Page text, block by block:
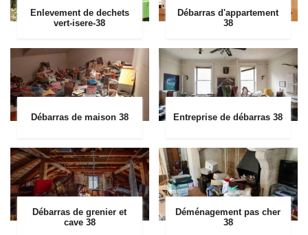
Enlevement de dechets
vert-isere-38
Débarras d'appartement
38
Débarras de maison 38 Entreprise de débarras 38
Débarras de grenier et
cave 38
Déménagement pas cher
38